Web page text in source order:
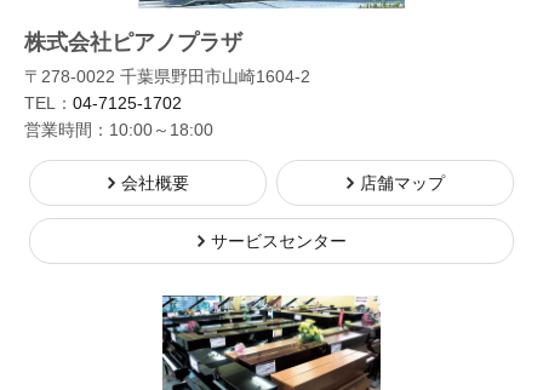
株式会社ピアノプラザ
〒278-0022 千葉県野田市山崎1604-2
TEL： 04-7125-1702
営業時間：10:00～18:00
会社概要 店舗マップ
サービスセンター